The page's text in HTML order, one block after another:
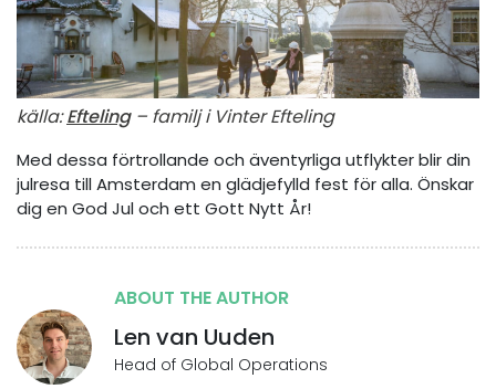
källa:Efteling– familj i Vinter Efteling
Med dessa förtrollande och äventyrliga utflykter blir din
julresa till Amsterdam en glädjefylld fest för alla. Önskar
dig en God Jul och ett Gott Nytt År!
ABOUT THE AUTHOR
Len van Uuden
Head of Global Operations